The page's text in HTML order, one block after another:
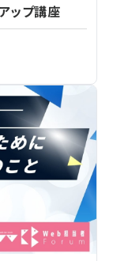
ップ講座